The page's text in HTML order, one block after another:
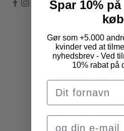
Land
Åland (DKK kr.)
Andorra (DKK kr.)
Armenien (DKK kr.)
Spar 10%
køb
Gør som +5.000
kvinder ved at
nyhedsbrev - Ved
10% rabat på